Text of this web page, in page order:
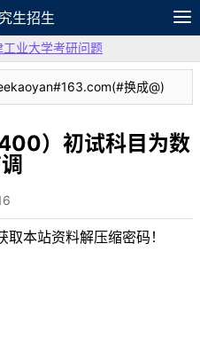
生招生
笔记
论坛
工业大学考研问题
换成@)
）初试科目为数
取本站资料解压缩密码！